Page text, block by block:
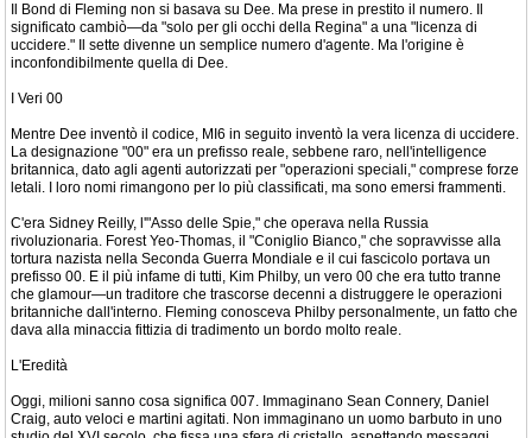
Il Bond di Fleming non si basava su Dee. Ma prese in prestito il numero. Il
significato cambiò—da "solo per gli occhi della Regina" a una "licenza di
uccidere." Il sette divenne un semplice numero d'agente. Ma l'origine è
inconfondibilmente quella di Dee.
I Veri 00
Mentre Dee inventò il codice, MI6 in seguito inventò la vera licenza di uccidere.
La designazione "00" era un prefisso reale, sebbene raro, nell'intelligence
britannica, dato agli agenti autorizzati per "operazioni speciali," comprese forze
letali. I loro nomi rimangono per lo più classificati, ma sono emersi frammenti.
C'era Sidney Reilly, l'"Asso delle Spie," che operava nella Russia
rivoluzionaria. Forest Yeo-Thomas, il "Coniglio Bianco," che sopravvisse alla
tortura nazista nella Seconda Guerra Mondiale e il cui fascicolo portava un
prefisso 00. E il più infame di tutti, Kim Philby, un vero 00 che era tutto tranne
che glamour—un traditore che trascorse decenni a distruggere le operazioni
britanniche dall'interno. Fleming conosceva Philby personalmente, un fatto che
dava alla minaccia fittizia di tradimento un bordo molto reale.
L'Eredità
Oggi, milioni sanno cosa significa 007. Immaginano Sean Connery, Daniel
Craig, auto veloci e martini agitati. Non immaginano un uomo barbuto in uno